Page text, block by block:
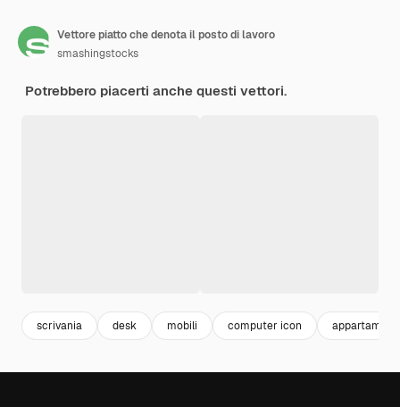
Vettore piatto che denota il posto di lavoro
smashingstocks
Potrebbero piacerti anche questi vettori.
scrivania desk mobili computer icon